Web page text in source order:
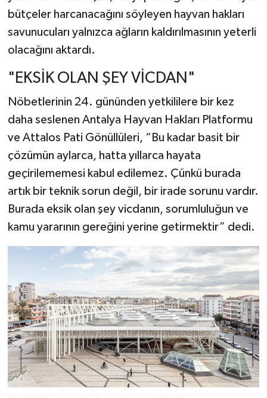
bütçeler harcanacağını söyleyen hayvan hakları
savunucuları yalnızca ağların kaldırılmasının yeterli
olacağını aktardı.
"EKSİK OLAN ŞEY VİCDAN"
Nöbetlerinin 24. gününden yetkililere bir kez
daha seslenen Antalya Hayvan Hakları Platformu
ve Attalos Pati Gönüllüleri, “Bu kadar basit bir
çözümün aylarca, hatta yıllarca hayata
geçirilememesi kabul edilemez. Çünkü burada
artık bir teknik sorun değil, bir irade sorunu vardır.
Burada eksik olan şey vicdanın, sorumluluğun ve
kamu yararının gereğini yerine getirmektir” dedi.